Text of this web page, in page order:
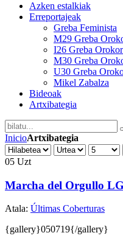
Azken estalkiak
Erreportajeak
Greba Feminista
M29 Greba
I26 Greba
M30 Greba
U30 Greba
Mikel Zabalza
Bideoak
Artxibategia
InicioArtxibategia
05 Uzt
Marcha del Orgullo
Atala: Últimas Coberturas
{gallery}050719{/gallery}